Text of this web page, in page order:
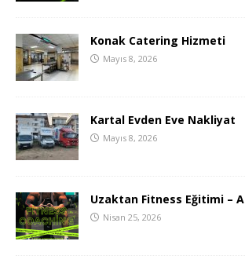
Konak Catering Hizmeti
Mayıs 8, 2026
Kartal Evden Eve Nakliyat
Mayıs 8, 2026
Uzaktan Fitness Eğitimi –
Nisan 25, 2026